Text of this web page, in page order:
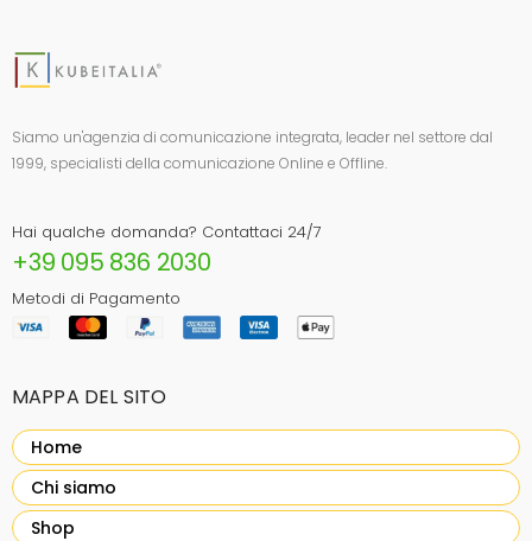
Siamo un'agenzia di comunicazione integrata, leader nel settore dal
1999, specialisti della comunicazione Online e Offline.
Hai qualche domanda? Contattaci 24/7
+39 095 836 2030
Metodi di Pagamento
MAPPA DEL SITO
Home
Chi siamo
Shop